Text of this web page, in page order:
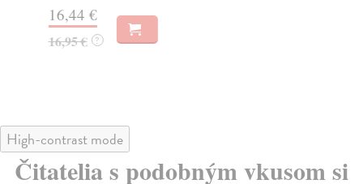
16,44 €
16,95 € ?
High-contrast mode
Čitatelia s podobným vkusom si